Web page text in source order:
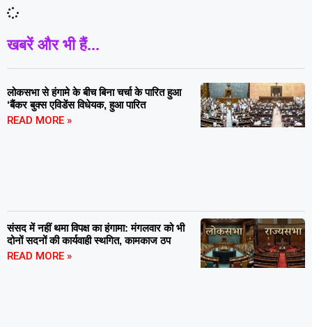
खबरें और भी हैं...
लोकसभा से हंगामे के बीच बिना चर्चा के पारित हुआ
‘बैंकर बुक्स एविडेंस विधेयक, हुआ पारित
READ MORE »
संसद में नहीं थमा विपक्ष का हंगामा: मंगलवार को भी
दोनों सदनों की कार्यवाही स्थगित, कामकाज ठप
READ MORE »